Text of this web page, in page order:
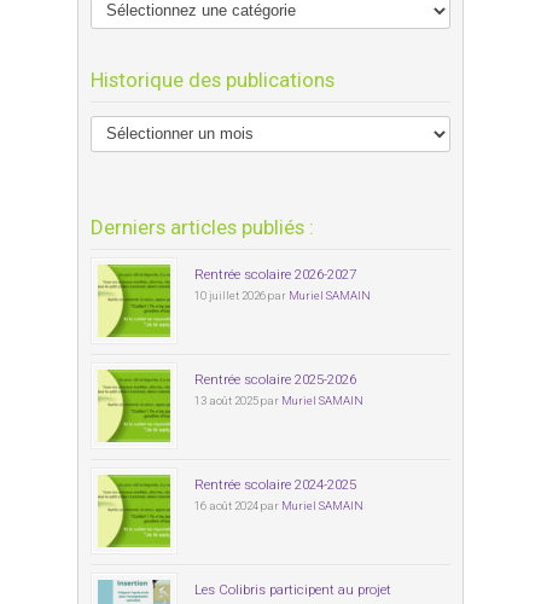
Historique des publications
Derniers articles publiés :
Rentrée scolaire 2026-2027
10 juillet 2026 par Muriel SAMAIN
Rentrée scolaire 2025-2026
13 août 2025 par Muriel SAMAIN
Rentrée scolaire 2024-2025
16 août 2024 par Muriel SAMAIN
Les Colibris participent au projet